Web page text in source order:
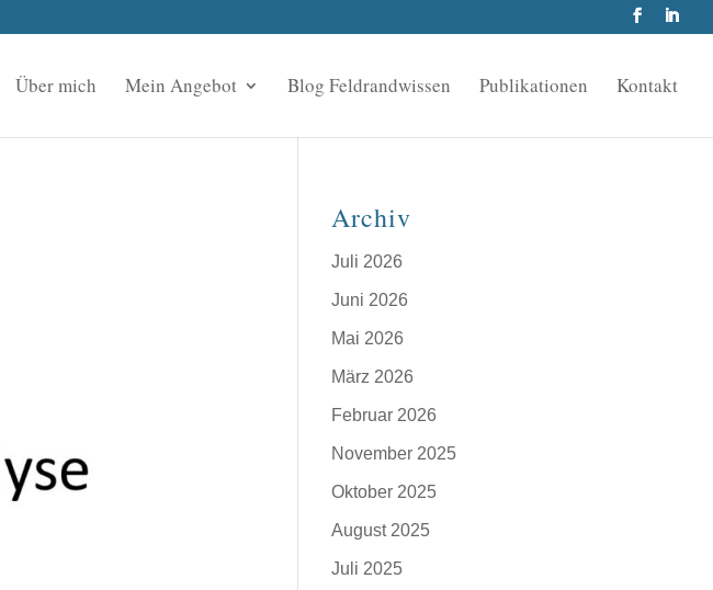
Über mich Mein Angebot Blog Feldrandwissen Publikationen Kontakt
Archiv
Juli 2026
Juni 2026
Mai 2026
März 2026
Februar 2026
November 2025
Oktober 2025
August 2025
Juli 2025